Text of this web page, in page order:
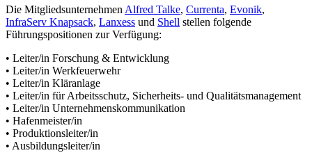
Die Mitgliedsunternehmen Alfred Talke, Currenta, Evonik,
InfraServ Knapsack, Lanxess und Shell stellen folgende
Führungspositionen zur Verfügung:
• Leiter/in Forschung & Entwicklung
• Leiter/in Werkfeuerwehr
• Leiter/in Kläranlage
• Leiter/in für Arbeitsschutz, Sicherheits- und Qualitätsmanagement
• Leiter/in Unternehmenskommunikation
• Hafenmeister/in
• Produktionsleiter/in
• Ausbildungsleiter/in